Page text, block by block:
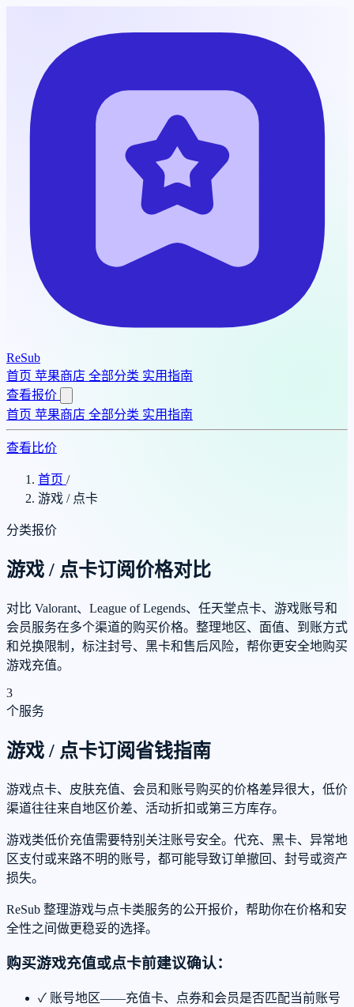
ReSub
首页 苹果商店 全部分类 实用指南
查看报价
首页 苹果商店 全部分类 实用指南
查看比价
首页 /
游戏 / 点卡
分类报价
游戏 / 点卡订阅价格对比
对比 Valorant、League of Legends、任天堂点卡、游戏账号和
会员服务在多个渠道的购买价格。整理地区、面值、到账方式
和兑换限制，标注封号、黑卡和售后风险，帮你更安全地购买
游戏充值。
3
个服务
游戏 / 点卡订阅省钱指南
游戏点卡、皮肤充值、会员和账号购买的价格差异很大，低价
渠道往往来自地区价差、活动折扣或第三方库存。
游戏类低价充值需要特别关注账号安全。代充、黑卡、异常地
区支付或来路不明的账号，都可能导致订单撤回、封号或资产
损失。
ReSub 整理游戏与点卡类服务的公开报价，帮助你在价格和安
全性之间做更稳妥的选择。
购买游戏充值或点卡前建议确认：
✓ 账号地区——充值卡、点券和会员是否匹配当前账号